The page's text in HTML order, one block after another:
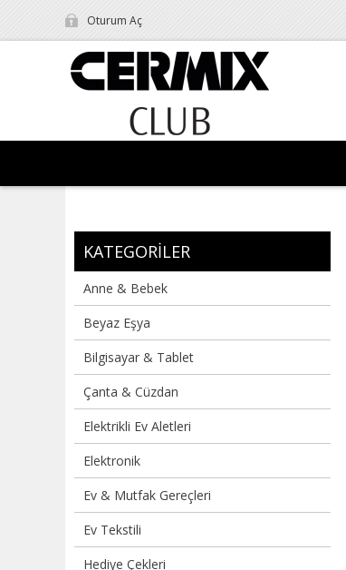
Oturum Aç
KATEGORILER
Anne & Bebek
Beyaz Eşya
Bilgisayar & Tablet
Çanta & Cüzdan
Elektrikli Ev Aletleri
Elektronik
Ev & Mutfak Gereçleri
Ev Tekstili
Hediye Çekleri